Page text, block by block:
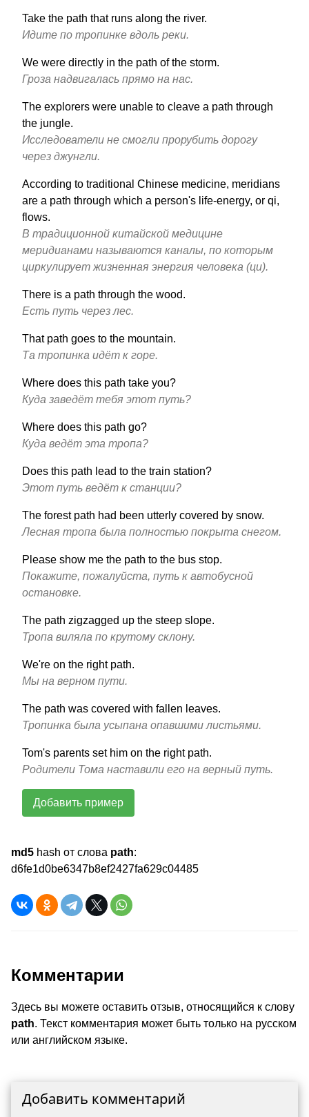
Take the path that runs along the river.
Идите по тропинке вдоль реки.
We were directly in the path of the storm.
Гроза надвигалась прямо на нас.
The explorers were unable to cleave a path through
the jungle.
Исследователи не смогли прорубить дорогу
через джунгли.
According to traditional Chinese medicine, meridians
are a path through which a person's life-energy, or qi,
flows.
В традиционной китайской медицине
меридианами называются каналы, по которым
циркулирует жизненная энергия человека (ци).
There is a path through the wood.
Есть путь через лес.
That path goes to the mountain.
Та тропинка идёт к горе.
Where does this path take you?
Куда заведёт тебя этот путь?
Where does this path go?
Куда ведёт эта тропа?
Does this path lead to the train station?
Этот путь ведёт к станции?
The forest path had been utterly covered by snow.
Лесная тропа была полностью покрыта снегом.
Please show me the path to the bus stop.
Покажите, пожалуйста, путь к автобусной
остановке.
The path zigzagged up the steep slope.
Тропа виляла по крутому склону.
We're on the right path.
Мы на верном пути.
The path was covered with fallen leaves.
Тропинка была усыпана опавшими листьями.
Tom's parents set him on the right path.
Родители Тома наставили его на верный путь.
Добавить пример
md5 hash от слова path:
d6fe1d0be6347b8ef2427fa629c04485
Комментарии
Здесь вы можете оставить отзыв, относящийся к слову
path. Текст комментария может быть только на русском
или английском языке.
Добавить комментарий